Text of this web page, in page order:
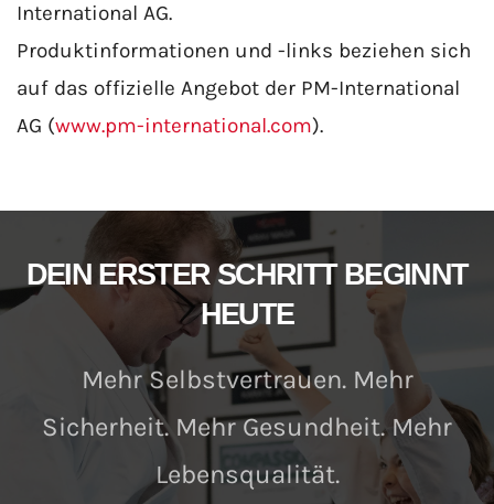
International AG.
Produktinformationen und -links beziehen sich
auf das offizielle Angebot der PM-International
AG (www.pm-international.com).
DEIN ERSTER SCHRITT BEGINNT
HEUTE
Mehr Selbstvertrauen. Mehr
Sicherheit. Mehr Gesundheit. Mehr
Lebensqualität.